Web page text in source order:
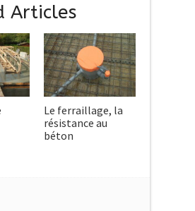
Articles
Le ferraillage, la
résistance au
béton